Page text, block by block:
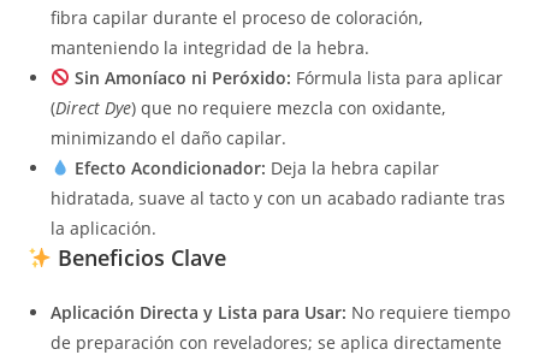
fibra capilar durante el proceso de coloración,
manteniendo la integridad de la hebra.
Sin Amoníaco ni Peróxido: Fórmula lista para aplicar
(Direct Dye) que no requiere mezcla con oxidante,
minimizando el daño capilar.
Efecto Acondicionador: Deja la hebra capilar
hidratada, suave al tacto y con un acabado radiante tras
la aplicación.
Beneficios Clave
Aplicación Directa y Lista para Usar: No requiere tiempo
de preparación con reveladores; se aplica directamente